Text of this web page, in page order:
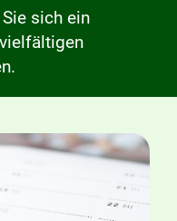
sich ein